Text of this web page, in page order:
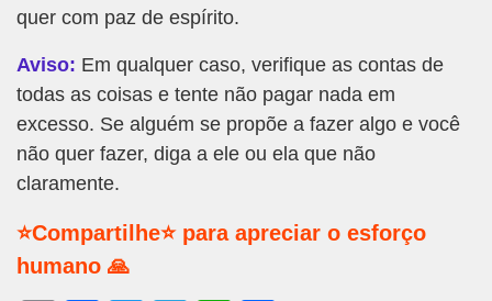
quer com paz de espírito.
Aviso: Em qualquer caso, verifique as contas de
todas as coisas e tente não pagar nada em
excesso. Se alguém se propõe a fazer algo e você
não quer fazer, diga a ele ou ela que não
claramente.
⭐Compartilhe⭐ para apreciar o esforço
humano 🙏